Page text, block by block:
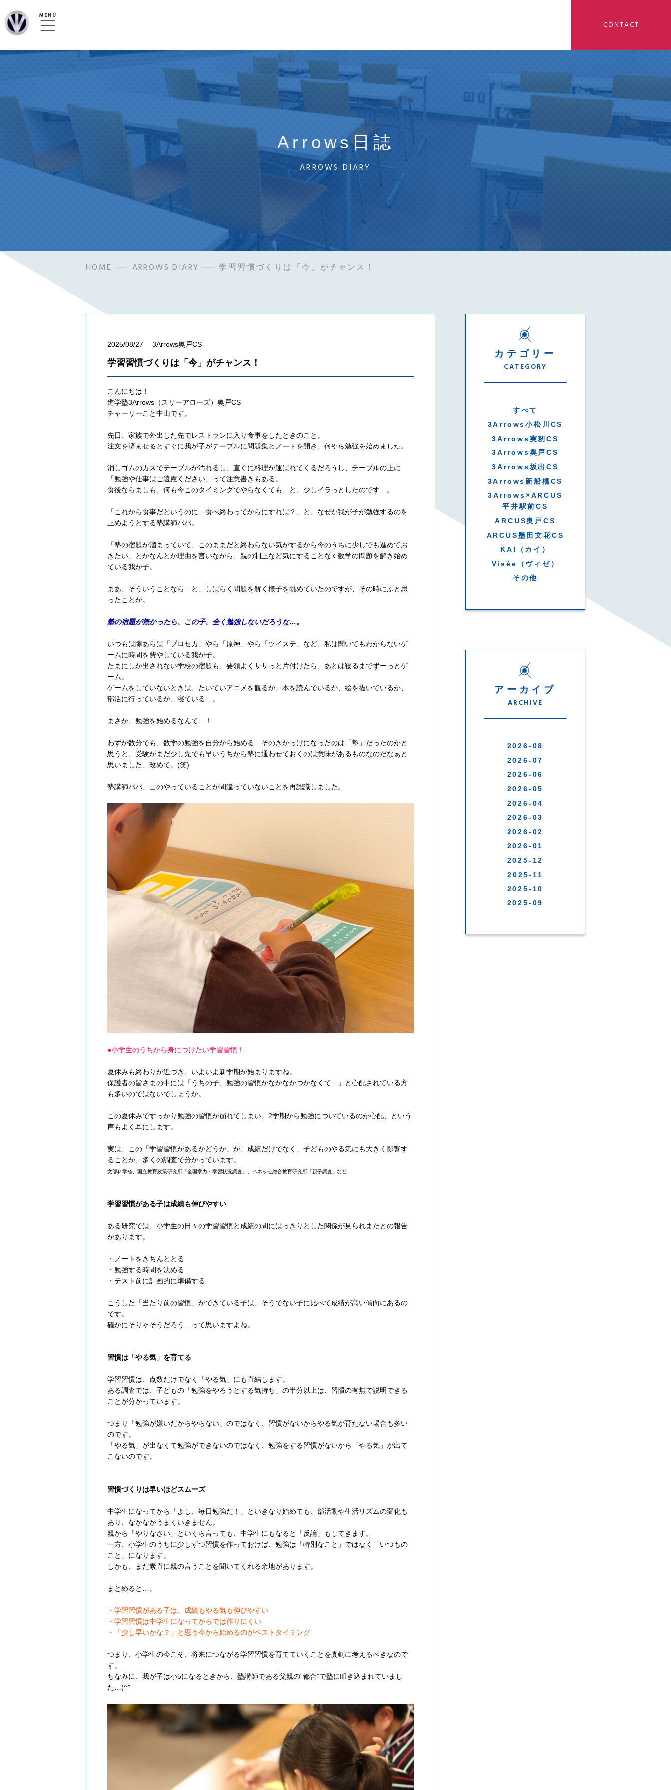
CONTACT
Arrows日誌
ARROWS DIARY
HOME ARROWS DIARY 学習習慣づくりは「今」がチャンス！
2025/08/27 3Arrows奥戸CS
学習習慣づくりは「今」がチャンス！
こんにちは！
進学塾3Arrows（スリーアローズ）奥戸CS
チャーリーこと中山です。
先日、家族で外出した先でレストランに入り食事をしたときのこと。
注文を済ませるとすぐに我が子がテーブルに問題集とノートを開き、何やら勉強を始めました。
消しゴムのカスでテーブルが汚れるし、直ぐに料理が運ばれてくるだろうし、テーブルの上に
「勉強や仕事はご遠慮ください」って注意書きもある。
食後ならましも、何も今このタイミングでやらなくても…と、少しイラっとしたのです…。
「これから食事だというのに…食べ終わってからにすれば？」と、なぜか我が子が勉強するのを
止めようとする塾講師パパ。
「塾の宿題が溜まっていて、このままだと終わらない気がするから今のうちに少しでも進めてお
きたい」とかなんとか理由を言いながら、親の制止など気にすることなく数学の問題を解き始め
ている我が子。
まあ、そういうことなら…と、しばらく問題を解く様子を眺めていたのですが、その時にふと思
ったことが。
塾の宿題が無かったら、この子、全く勉強しないだろうな…。
いつもは隙あらば「プロセカ」やら「原神」やら「ツイステ」など、私は聞いてもわからないゲ
ームに時間を費やしている我が子。
たまにしか出されない学校の宿題も、要領よくササっと片付けたら、あとは寝るまでずーっとゲ
ーム。
ゲームをしていないときは、たいていアニメを観るか、本を読んでいるか、絵を描いているか、
部活に行っているか、寝ている…。
まさか、勉強を始めるなんて…！
わずか数分でも、数学の勉強を自分から始める…そのきかっけになったのは「塾」だったのかと
思うと、受験がまだ少し先でも早いうちから塾に通わせておくのは意味があるものなのだなぁと
思いました、改めて。(笑)
塾講師パパ、己のやっていることが間違っていないことを再認識しました。
●小学生のうちから身につけたい学習習慣！
夏休みも終わりが近づき、いよいよ新学期が始まりますね。
保護者の皆さまの中には「うちの子、勉強の習慣がなかなかつかなくて…」と心配されている方
も多いのではないでしょうか。
この夏休みですっかり勉強の習慣が崩れてしまい、2学期から勉強についているのか心配、という
声もよく耳にします。
実は、この「学習習慣があるかどうか」が、成績だけでなく、子どものやる気にも大きく影響す
ることが、多くの調査で分かっています。
文部科学省、国立教育政策研究所「全国学力・学習状況調査」、 ベネッセ総合教育研究所「親子調査」など
学習習慣がある子は成績も伸びやすい
ある研究では、小学生の日々の学習習慣と成績の間にはっきりとした関係が見られまたとの報告
があります。
・ノートをきちんととる
・勉強する時間を決める
・テスト前に計画的に準備する
こうした「当たり前の習慣」ができている子は、そうでない子に比べて成績が高い傾向にあるの
です。
確かにそりゃそうだろう…って思いますよね。
習慣は「やる気」を育てる
学習習慣は、点数だけでなく「やる気」にも直結します。
ある調査では、子どもの「勉強をやろうとする気持ち」の半分以上は、習慣の有無で説明できる
ことが分かっています。
つまり「勉強が嫌いだからやらない」のではなく、習慣がないからやる気が育たない場合も多い
のです。
「やる気」が出なくて勉強ができないのではなく、勉強をする習慣がないから「やる気」が出て
こないのです。
習慣づくりは早いほどスムーズ
中学生になってから「よし、毎日勉強だ！」といきなり始めても、部活動や生活リズムの変化も
あり、なかなかうまくいきません。
親から「やりなさい」といくら言っても、中学生にもなると「反論」もしてきます。
一方、小学生のうちに少しずつ習慣を作っておけば、勉強は「特別なこと」ではなく「いつもの
こと」になります。
しかも、まだ素直に親の言うことを聞いてくれる余地があります。
まとめると…。
・学習習慣がある子は、成績もやる気も伸びやすい
・学習習慣は中学生になってからでは作りにくい
・「少し早いかな？」と思う今から始めるのがベストタイミング
つまり、小学生の今こそ、将来につながる学習習慣を育てていくことを真剣に考えるべきなので
す。
ちなみに、我が子は小5になるときから、塾講師である父親の“都合”で塾に叩き込まれていまし
た…(^^
カテゴリー
CATEGORY
すべて
3Arrows小松川CS
3Arrows実籾CS
3Arrows奥戸CS
3Arrows坂出CS
3Arrows新船橋CS
3Arrows×ARCUS
平井駅前CS
ARCUS奥戸CS
ARCUS墨田文花CS
KAI（カイ）
Visée（ヴィゼ）
その他
アーカイブ
ARCHIVE
2026-08
2026-07
2026-06
2026-05
2026-04
2026-03
2026-02
2026-01
2025-12
2025-11
2025-10
2025-09